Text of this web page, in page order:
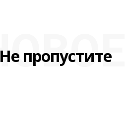
Не пропустите
НОВОЕ